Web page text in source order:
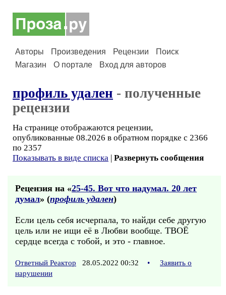
Авторы Произведения Рецензии
Поиск
Магазин
О портале Вход для авторов
профиль удален - полученные
рецензии
На странице отображаются рецензии,
опубликованные 08.2026 в обратном порядке с 2366
по 2357
Показывать в виде списка | Развернуть сообщения
Рецензия на «25-45. Вот что надумал. 20 лет
думал» (профиль удален)
Если цель себя исчерпала, то найди себе другую
цель или не ищи её в Любви вообще. ТВОЁ
сердце всегда с тобой, и это - главное.
Ответный Реактор 28.05.2022 00:32 •
Заявить о
нарушении